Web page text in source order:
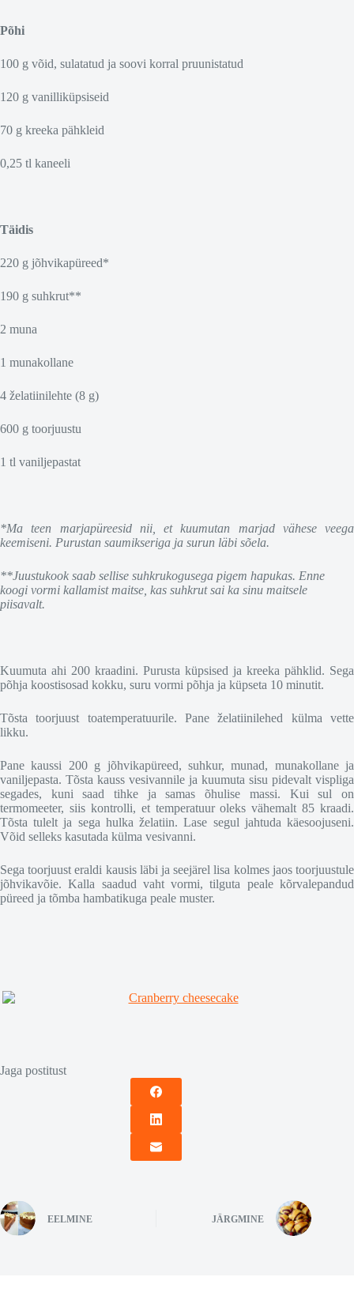
Põhi
100 g võid, sulatatud ja soovi korral pruunistatud
120 g vanilliküpsiseid
70 g kreeka pähkleid
0,25 tl kaneeli
Täidis
220 g jõhvikapüreed*
190 g suhkrut**
2 muna
1 munakollane
4 želatiinilehte (8 g)
600 g toorjuustu
1 tl vaniljepastat
*Ma teen marjapüreesid nii, et kuumutan marjad vähese veega
keemiseni. Purustan saumikseriga ja surun läbi sõela.
**Juustukook saab sellise suhkrukogusega pigem hapukas. Enne
koogi vormi kallamist maitse, kas suhkrut sai ka sinu maitsele
piisavalt.
Kuumuta ahi 200 kraadini. Purusta küpsised ja kreeka pähklid. Sega
põhja koostisosad kokku, suru vormi põhja ja küpseta 10 minutit.
Tõsta toorjuust toatemperatuurile. Pane želatiinilehed külma vette
likku.
Pane kaussi 200 g jõhvikapüreed, suhkur, munad, munakollane ja
vaniljepasta. Tõsta kauss vesivannile ja kuumuta sisu pidevalt vispliga
segades, kuni saad tihke ja samas õhulise massi. Kui sul on
termomeeter, siis kontrolli, et temperatuur oleks vähemalt 85 kraadi.
Tõsta tulelt ja sega hulka želatiin. Lase segul jahtuda käesoojuseni.
Võid selleks kasutada külma vesivanni.
Sega toorjuust eraldi kausis läbi ja seejärel lisa kolmes jaos toorjuustule
jõhvikavõie. Kalla saadud vaht vormi, tilguta peale kõrvalepandud
püreed ja tõmba hambatikuga peale muster.
Jaga postitust
EELMINE JÄRGMINE